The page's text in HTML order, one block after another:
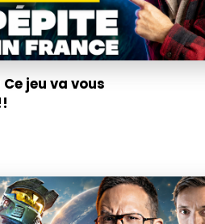
Ce jeu va vous